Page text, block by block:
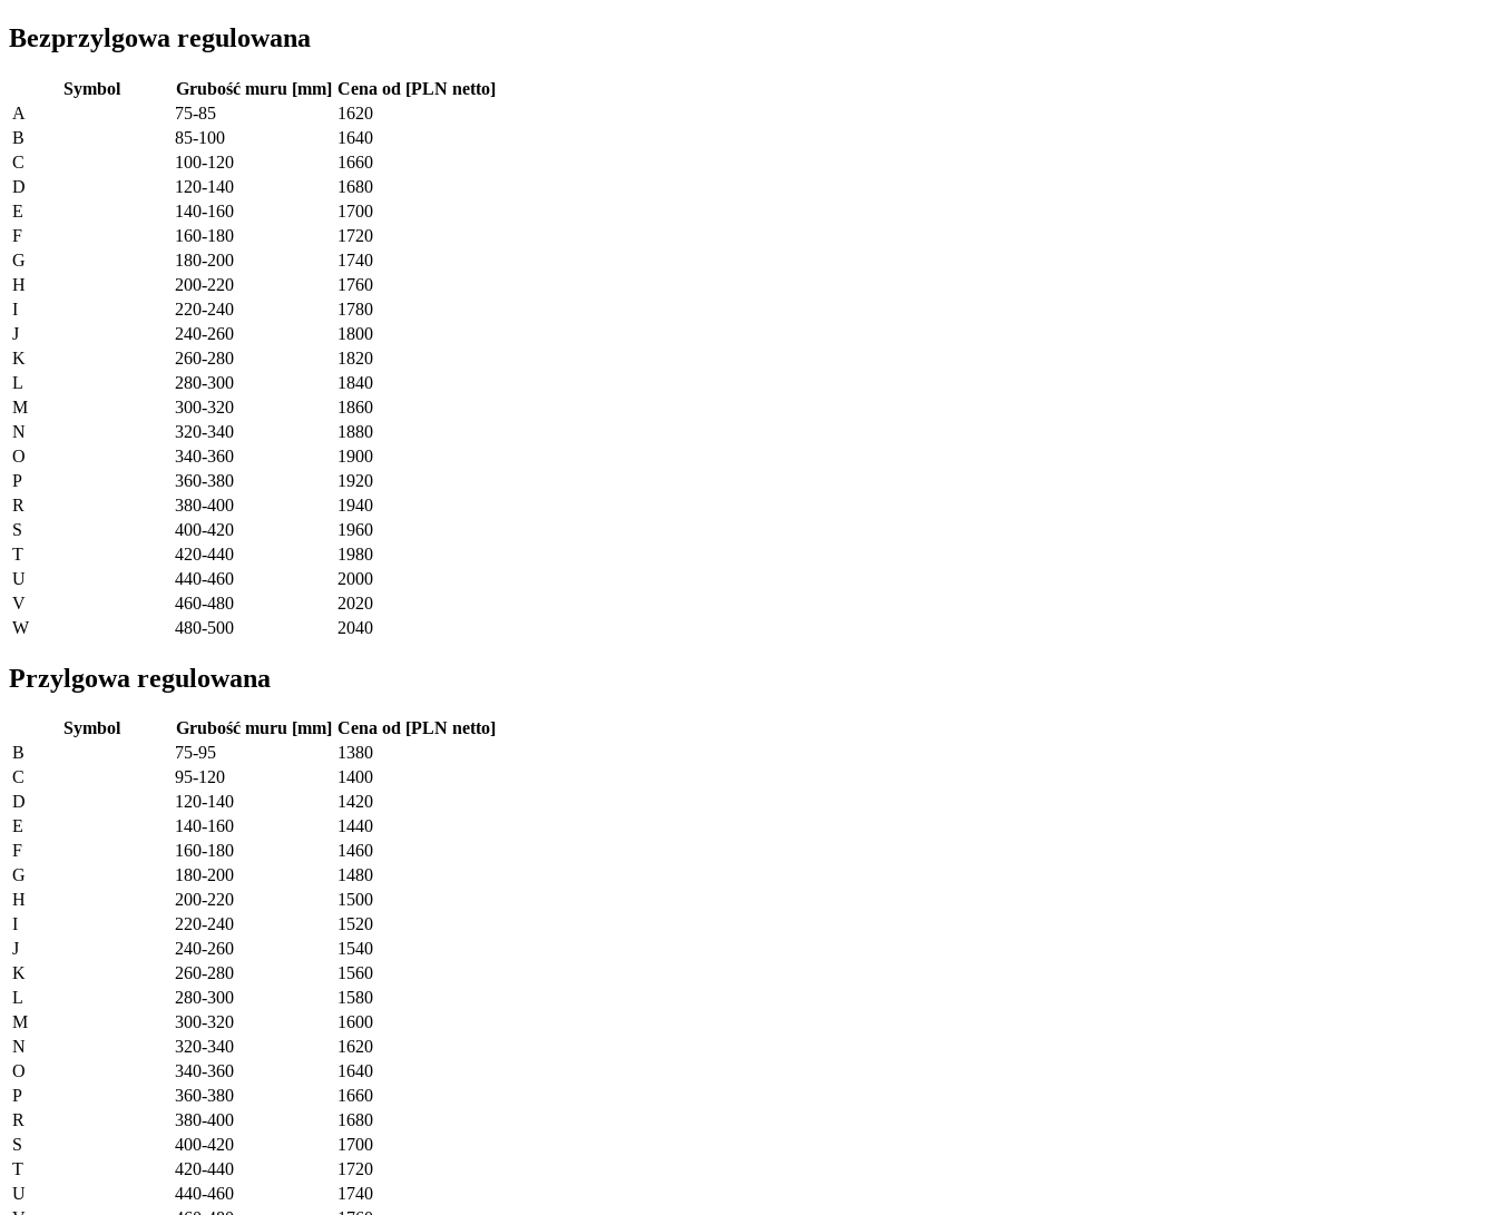
Bezprzylgowa regulowana
Symbol Grubość muru [mm] Cena od [PLN netto]
A
75-85
1620
B
85-100
1640
C
100-120
1660
D
120-140
1680
E
140-160
1700
F
160-180
1720
G
180-200
1740
H
200-220
1760
I
220-240
1780
J
240-260
1800
K
260-280
1820
L
280-300
1840
M
300-320
1860
N
320-340
1880
O
340-360
1900
P
360-380
1920
R
380-400
1940
S
400-420
1960
T
420-440
1980
U
440-460
2000
V
460-480
2020
W
480-500 2040
Przylgowa regulowana
Symbol Grubość muru [mm] Cena od [PLN netto]
B
75-95
1380
C
95-120
1400
D
120-140
1420
E
140-160
1440
F
160-180
1460
G
180-200
1480
H
200-220
1500
I
220-240
1520
J
240-260
1540
K
260-280
1560
L
280-300
1580
M
300-320
1600
N
320-340
1620
O
340-360
1640
P
360-380
1660
R
380-400
1680
S
400-420
1700
T
420-440
1720
U
440-460
1740